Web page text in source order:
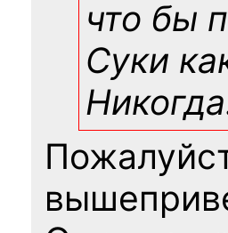
что бы
Суки